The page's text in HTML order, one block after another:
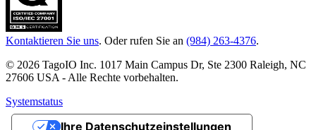
Kontaktieren Sie uns. Oder rufen Sie an (984) 263-4376.
© 2026 TagoIO Inc. 1017 Main Campus Dr, Ste 2300 Raleigh, NC
27606 USA - Alle Rechte vorbehalten.
Systemstatus
Ihre Datenschutzeinstellungen